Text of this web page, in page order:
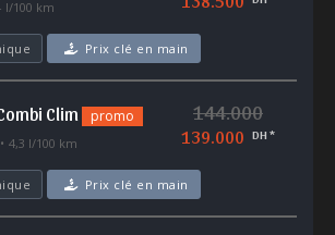
l/100 km
Prix clé en main
Clim promo
4,3 l/100 km
144.000
139.000 DH *
Prix clé en main